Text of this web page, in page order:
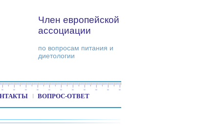
Член европейской
ассоциации
по вопросам питания и
диетологии
ВОПРОС-ОТВЕТ